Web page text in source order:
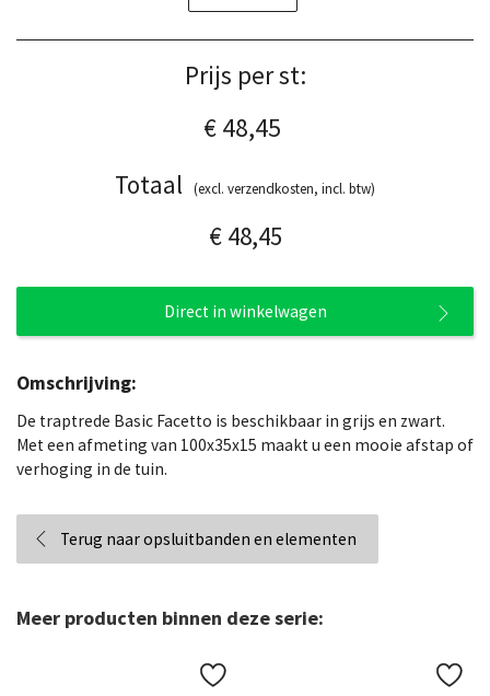
Prijs per st:
€ 48,45
Totaal
(excl. verzendkosten, incl. btw)
€ 48,45
Direct in winkelwagen
Omschrijving:
De traptrede Basic Facetto is beschikbaar in grijs en zwart.
Met een afmeting van 100x35x15 maakt u een mooie afstap of
verhoging in de tuin.
Terug naar opsluitbanden en elementen
Meer producten binnen deze serie: